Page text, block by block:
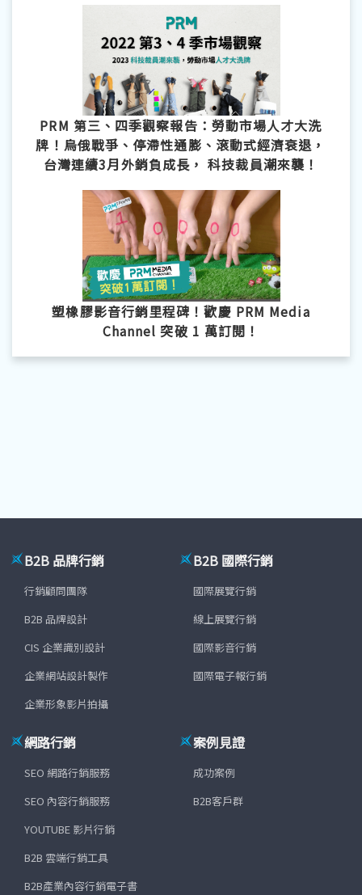
PRM 第三、四季觀察報告：勞動市場人才大洗
牌！烏俄戰爭、停滯性通膨、滾動式經濟衰退，
台灣連續3月外銷負成長， 科技裁員潮來襲！
塑橡膠影音行銷里程碑！歡慶 PRM Media
Channel 突破 1 萬訂閱！
B2B 品牌行銷
行銷顧問團隊
B2B 品牌設計
CIS 企業識別設計
企業網站設計製作
企業形象影片拍攝
B2B 國際行銷
國際展覽行銷
線上展覽行銷
國際影音行銷
國際電子報行銷
網路行銷
SEO 網路行銷服務
SEO 內容行銷服務
YOUTUBE 影片行銷
B2B 雲端行銷工具
B2B產業內容行銷電子書
案例見證
成功案例
B2B客戶群